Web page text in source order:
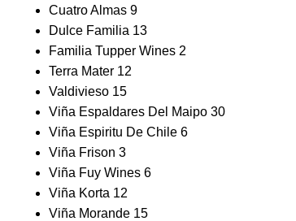
Cuatro Almas 9
Dulce Familia 13
Familia Tupper Wines 2
Terra Mater 12
Valdivieso 15
Viña Espaldares Del Maipo 30
Viña Espiritu De Chile 6
Viña Frison 3
Viña Fuy Wines 6
Viña Korta 12
Viña Morande 15